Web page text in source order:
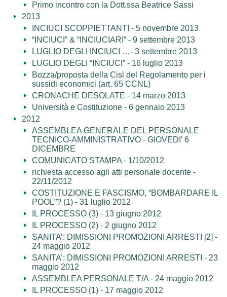
Primo incontro con la Dott.ssa Beatrice Sassi
2013
INCIUCI SCOPPIETTANTI - 5 novembre 2013
“INCIUCI” & “INCIUCIARI” - 9 settembre 2013
LUGLIO DEGLI INCIUCI …- 3 settembre 2013
LUGLIO DEGLI “INCIUCI” - 16 luglio 2013
Bozza/proposta della Cisl del Regolamento per i
sussidi economici (art. 65 CCNL)
CRONACHE DESOLATE - 14 marzo 2013
Università e Costituzione - 6 gennaio 2013
2012
ASSEMBLEA GENERALE DEL PERSONALE
TECNICO-AMMINISTRATIVO - GIOVEDI' 6
DICEMBRE
COMUNICATO STAMPA - 1/10/2012
richiesta accesso agli atti personale docente -
22/11/2012
COSTITUZIONE E FASCISMO, “BOMBARDARE IL
POOL”? (1) - 31 luglio 2012
IL PROCESSO (3) - 13 giugno 2012
IL PROCESSO (2) - 2 giugno 2012
SANITA’: DIMISSIONI PROMOZIONI ARRESTI [2] -
24 maggio 2012
SANITA’: DIMISSIONI PROMOZIONI ARRESTI - 23
maggio 2012
ASSEMBLEA PERSONALE T/A - 24 maggio 2012
IL PROCESSO (1) - 17 maggio 2012